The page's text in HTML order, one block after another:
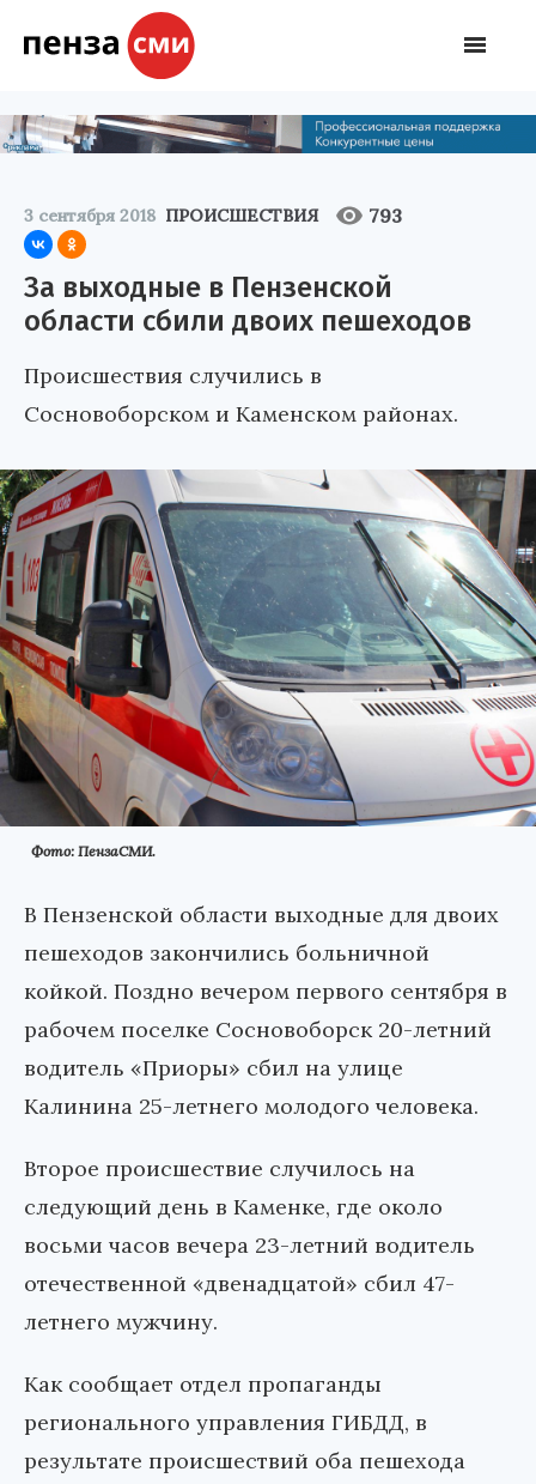
3 сентября 2018 ПРОИСШЕСТВИЯ 793
За выходные в Пензенской
области сбили двоих пешеходов
Происшествия случились в
Сосновоборском и Каменском районах.
Фото: ПензаСМИ.
В Пензенской области выходные для двоих
пешеходов закончились больничной
койкой. Поздно вечером первого сентября в
рабочем поселке Сосновоборск 20-летний
водитель «Приоры» сбил на улице
Калинина 25-летнего молодого человека.
Второе происшествие случилось на
следующий день в Каменке, где около
восьми часов вечера 23-летний водитель
отечественной «двенадцатой» сбил 47-
летнего мужчину.
Как сообщает отдел пропаганды
регионального управления ГИБДД, в
результате происшествий оба пешехода